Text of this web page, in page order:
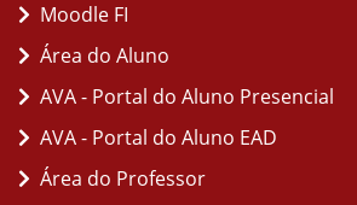
Moodle FI
Área do Aluno
AVA - Portal do Aluno Presencial
AVA - Portal do Aluno EAD
Área do Professor